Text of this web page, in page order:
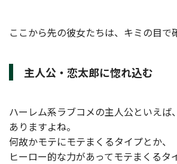
ここから先の彼女たちは、キミの目で
主人公・恋太郎に惚れ込む
ハーレム系ラブコメの主人公といえば
ありますよね。
何故かモテにモテまくるタイプとか、
ヒーロー的な力があってモテまくるタ